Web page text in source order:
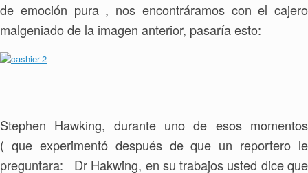
de emoción pura , nos encontráramos con el cajero
malgeniado de la imagen anterior, pasaría esto:
Stephen Hawking, durante uno de esos momentos
( que experimentó después de que un reportero le
preguntara: Dr Hakwing, en su trabajos usted dice que